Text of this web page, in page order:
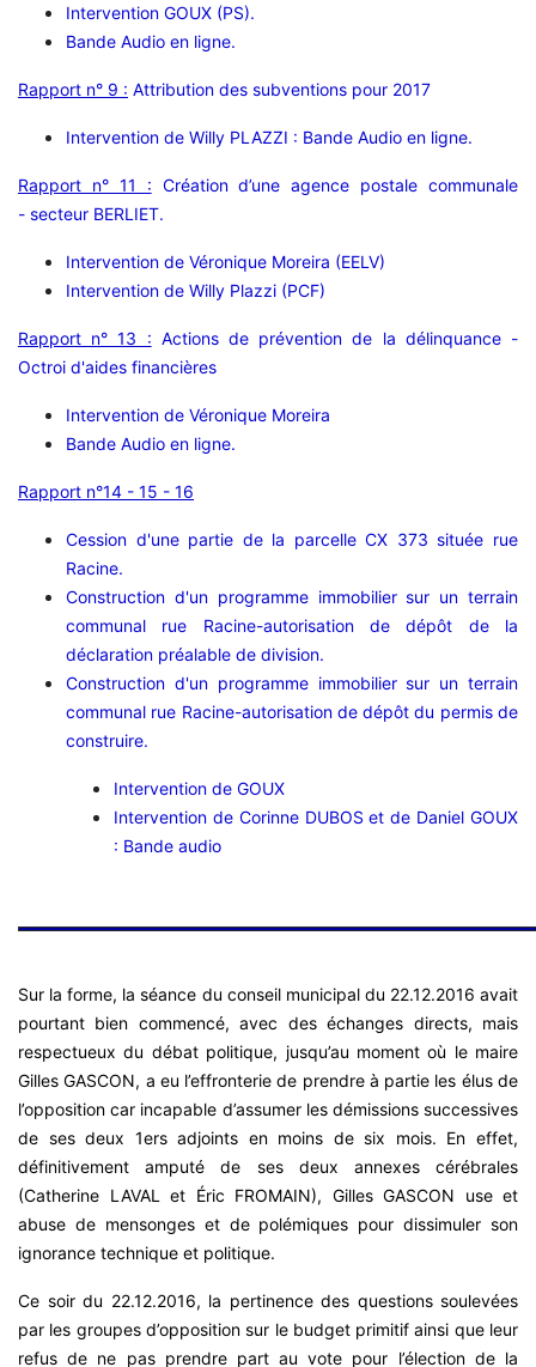
Intervention GOUX (PS).
Bande Audio en ligne.
Rapport n° 9 : Attribution des subventions pour 2017
Intervention de Willy PLAZZI : Bande Audio en ligne.
Rapport n° 11 : Création d’une agence postale communale
- secteur BERLIET.
Intervention de Véronique Moreira (EELV)
Intervention de Willy Plazzi (PCF)
Rapport n° 13 : Actions de prévention de la délinquance -
Octroi d'aides financières
Intervention de Véronique Moreira
Bande Audio en ligne.
Rapport n°14 - 15 - 16
Cession d'une partie de la parcelle CX 373 située rue
Racine.
Construction d'un programme immobilier sur un terrain
communal rue Racine-autorisation de dépôt de la
déclaration préalable de division.
Construction d'un programme immobilier sur un terrain
communal rue Racine-autorisation de dépôt du permis de
construire.
Intervention de GOUX
Intervention de Corinne DUBOS et de Daniel GOUX
: Bande audio
Sur la forme, la séance du conseil municipal du 22.12.2016 avait
pourtant bien commencé, avec des échanges directs, mais
respectueux du débat politique, jusqu’au moment où le maire
Gilles GASCON, a eu l’effronterie de prendre à partie les élus de
l’opposition car incapable d’assumer les démissions successives
de ses deux 1ers adjoints en moins de six mois. En effet,
définitivement amputé de ses deux annexes cérébrales
(Catherine LAVAL et Éric FROMAIN), Gilles GASCON use et
abuse de mensonges et de polémiques pour dissimuler son
ignorance technique et politique.
Ce soir du 22.12.2016, la pertinence des questions soulevées
par les groupes d’opposition sur le budget primitif ainsi que leur
refus de ne pas prendre part au vote pour l’élection de la